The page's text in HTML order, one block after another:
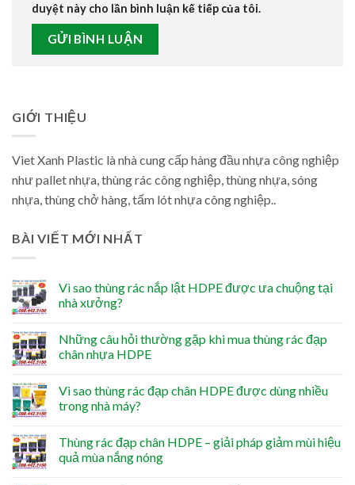
duyệt này cho lần bình luận kế tiếp của tôi.
GIỚI THIỆU
Viet Xanh Plastic là nhà cung cấp hàng đầu nhựa công nghiệp
như pallet nhựa, thùng rác công nghiệp, thùng nhựa, sóng
nhựa, thùng chở hàng, tấm lót nhựa công nghiệp..
BÀI VIẾT MỚI NHẤT
Vì sao thùng rác nắp lật HDPE được ưa chuộng tại
nhà xưởng?
Những câu hỏi thường gặp khi mua thùng rác đạp
chân nhựa HDPE
Vì sao thùng rác đạp chân HDPE được dùng nhiều
trong nhà máy?
Thùng rác đạp chân HDPE – giải pháp giảm mùi hiệu
quả mùa nắng nóng